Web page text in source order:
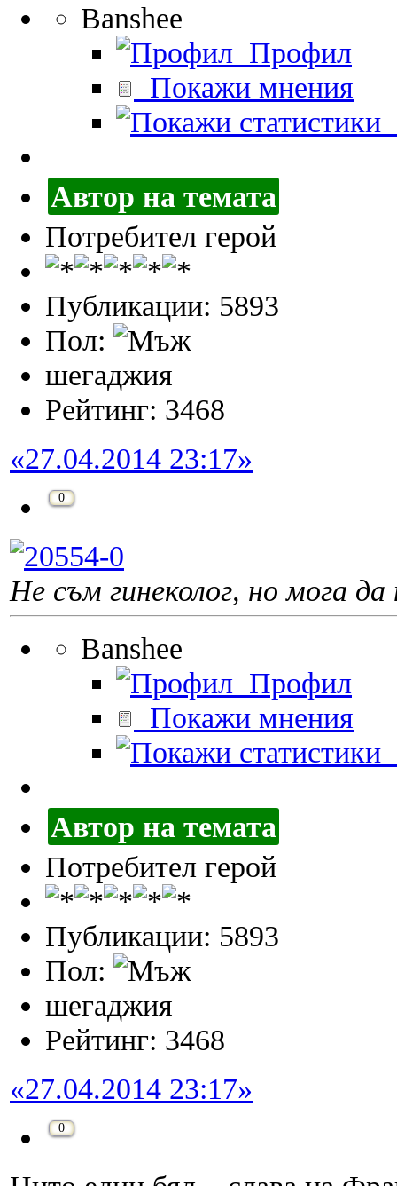
Banshee
Профил
Покажи мнения
Автор на темата
Потребител герой
Публикации: 5893
Пол:
шегаджия
Рейтинг: 3468
«27.04.2014 23:17»
0
Не съм гинеколог, но мога да
Banshee
Профил
Покажи мнения
Автор на темата
Потребител герой
Публикации: 5893
Пол:
шегаджия
Рейтинг: 3468
«27.04.2014 23:17»
0